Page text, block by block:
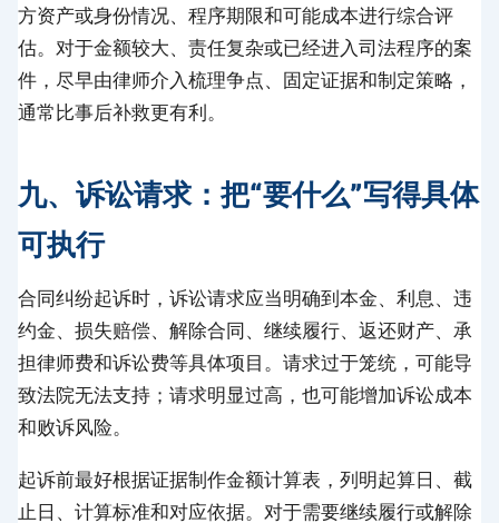
方资产或身份情况、程序期限和可能成本进行综合评
估。对于金额较大、责任复杂或已经进入司法程序的案
件，尽早由律师介入梳理争点、固定证据和制定策略，
通常比事后补救更有利。
九、诉讼请求：把“要什么”写得具体
可执行
合同纠纷起诉时，诉讼请求应当明确到本金、利息、违
约金、损失赔偿、解除合同、继续履行、返还财产、承
担律师费和诉讼费等具体项目。请求过于笼统，可能导
致法院无法支持；请求明显过高，也可能增加诉讼成本
和败诉风险。
起诉前最好根据证据制作金额计算表，列明起算日、截
止日、计算标准和对应依据。对于需要继续履行或解除